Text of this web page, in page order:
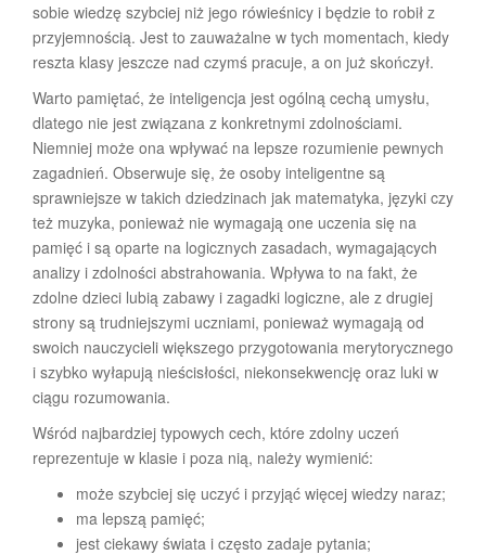
sobie wiedzę szybciej niż jego rówieśnicy i będzie to robił z
przyjemnością. Jest to zauważalne w tych momentach, kiedy
reszta klasy jeszcze nad czymś pracuje, a on już skończył.
Warto pamiętać, że inteligencja jest ogólną cechą umysłu,
dlatego nie jest związana z konkretnymi zdolnościami.
Niemniej może ona wpływać na lepsze rozumienie pewnych
zagadnień. Obserwuje się, że osoby inteligentne są
sprawniejsze w takich dziedzinach jak matematyka, języki czy
też muzyka, ponieważ nie wymagają one uczenia się na
pamięć i są oparte na logicznych zasadach, wymagających
analizy i zdolności abstrahowania. Wpływa to na fakt, że
zdolne dzieci lubią zabawy i zagadki logiczne, ale z drugiej
strony są trudniejszymi uczniami, ponieważ wymagają od
swoich nauczycieli większego przygotowania merytorycznego
i szybko wyłapują nieścisłości, niekonsekwencję oraz luki w
ciągu rozumowania.
Wśród najbardziej typowych cech, które zdolny uczeń
reprezentuje w klasie i poza nią, należy wymienić:
może szybciej się uczyć i przyjąć więcej wiedzy naraz;
ma lepszą pamięć;
jest ciekawy świata i często zadaje pytania;